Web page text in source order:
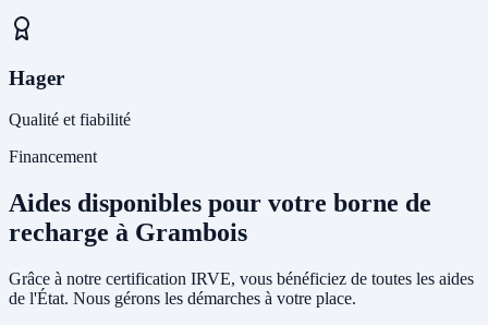
Hager
Qualité et fiabilité
Financement
Aides disponibles pour votre borne de
recharge à Grambois
Grâce à notre certification IRVE, vous bénéficiez de toutes les aides
de l'État. Nous gérons les démarches à votre place.